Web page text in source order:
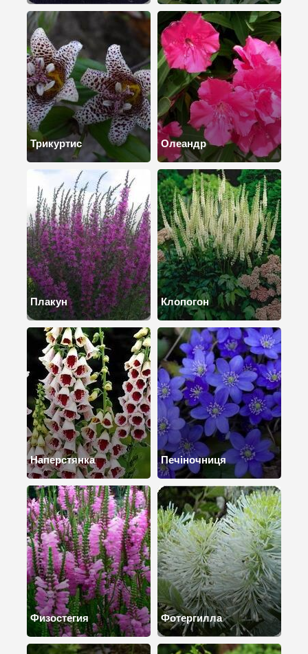
Трикуртис Олеандр
Плакун Клопогон
Наперстянка Печіночниця
Физостегия Фотергилла